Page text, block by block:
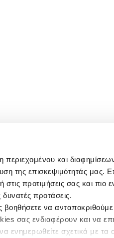
περιεχομένου και
της επισκεψιμότητάς μας.
προτιμήσεις σας και πιο
δυνατές προτάσεις.
βοηθήσετε να
σας ενδιαφέρουν και να
να ενημερωθείτε σχετικά με